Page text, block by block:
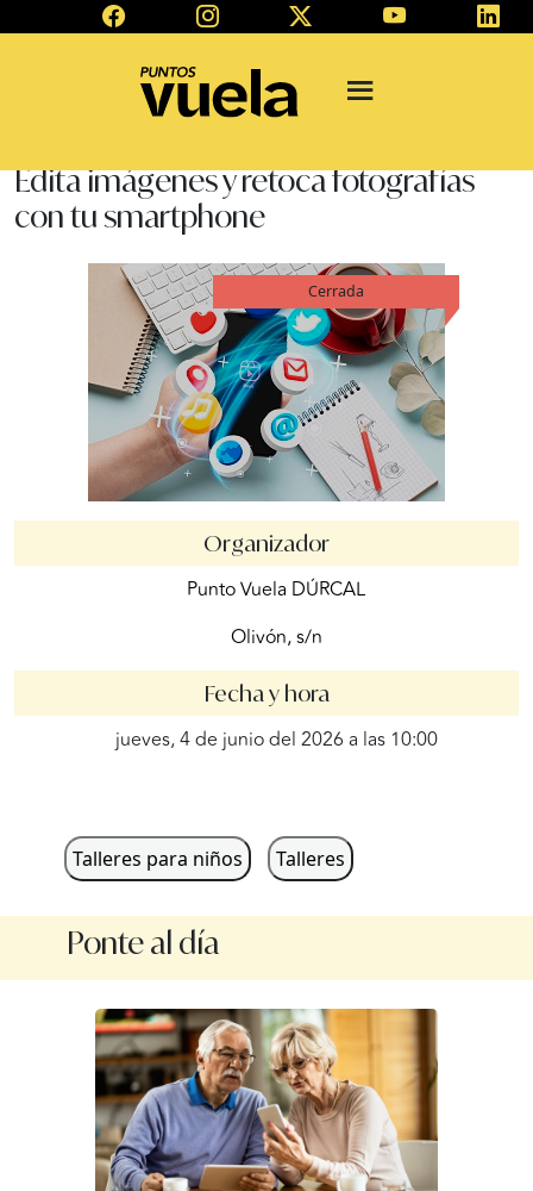
Edita imágenes y retoca fotografías
con tu smartphone
Cerrada
Organizador
Punto Vuela DÚRCAL
Olivón, s/n
Fecha y hora
jueves, 4 de junio del 2026 a las 10:00
Talleres para niños Talleres
Ponte al día